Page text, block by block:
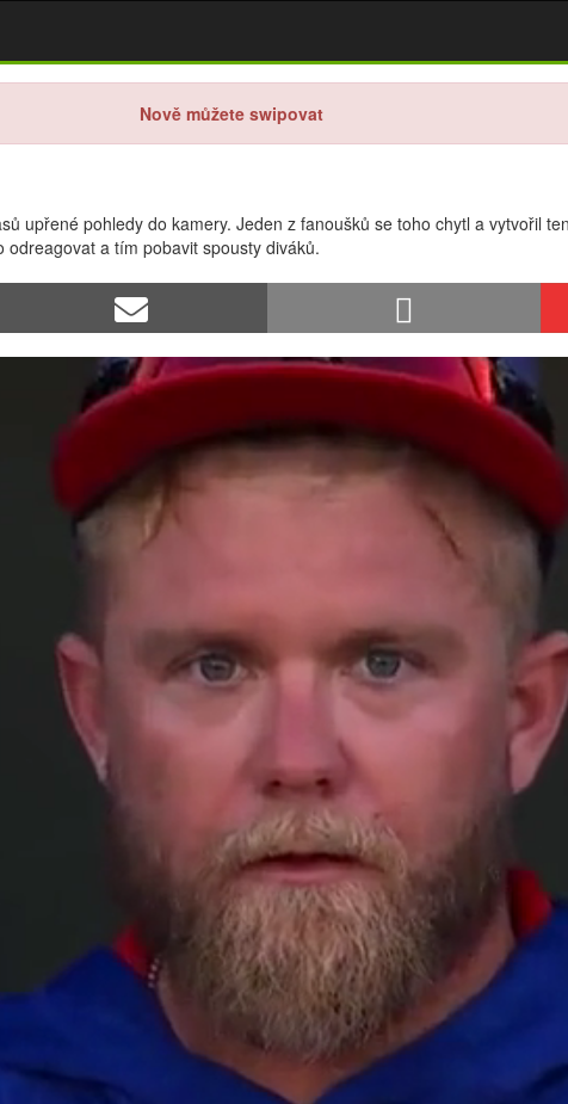
Nově můžete swipovat
upřené pohledy do kamery. Jeden z fanoušků se toho chytl a vytvořil
a tím pobavit spousty diváků.